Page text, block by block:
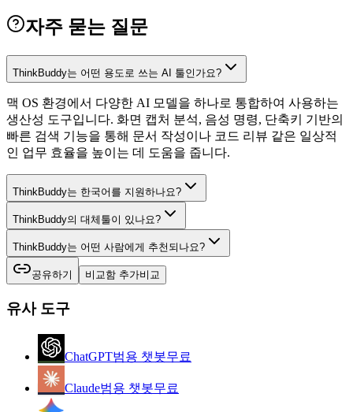
자주 묻는 질문
ThinkBuddy는 어떤 용도로 쓰는 AI 툴인가요?
맥 OS 환경에서 다양한 AI 모델을 하나로 통합하여 사용하는
생산성 도구입니다. 화면 캡처 분석, 음성 명령, 단축키 기반의
빠른 검색 기능을 통해 문서 작성이나 코드 리뷰 같은 일상적
인 업무 효율을 높이는 데 도움을 줍니다.
ThinkBuddy는 한국어를 지원하나요?
ThinkBuddy의 대체툴이 있나요?
ThinkBuddy는 어떤 사람에게 추천되나요?
공유하기 비교함 추가비교
유사 도구
ChatGPT범용 챗봇무료
Claude범용 챗봇무료